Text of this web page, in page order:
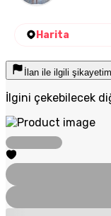
Harita
İlan ile ilgili
İlgini çekebilecek